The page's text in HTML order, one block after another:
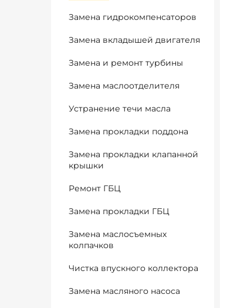
Замена гидрокомпенсаторов
Замена вкладышей двигателя
Замена и ремонт турбины
Замена маслоотделителя
Устранение течи масла
Замена прокладки поддона
Замена прокладки клапанной
крышки
Ремонт ГБЦ
Замена прокладки ГБЦ
Замена маслосъемных
колпачков
Чистка впускного коллектора
Замена масляного насоса